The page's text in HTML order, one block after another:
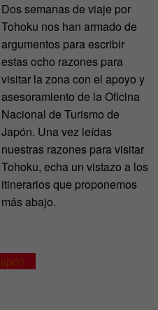
Dos semanas de viaje por
Tohoku nos han armado de
argumentos para escribir
estas ocho razones para
visitar la zona con el apoyo y
asesoramiento de la Oficina
Nacional de Turismo de
Japón. Una vez leídas
nuestras razones para visitar
Tohoku, echa un vistazo a los
itinerarios que proponemos
más abajo.